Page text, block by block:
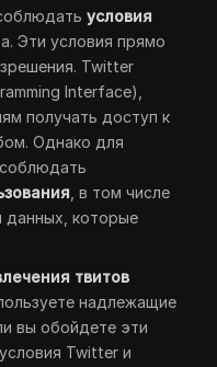
условия
Эти условия прямо
Twitter
Interface),
получать доступ к
Однако для
, в том числе
данных, которые
твитов
надлежащие
вы обойдете эти
Twitter и